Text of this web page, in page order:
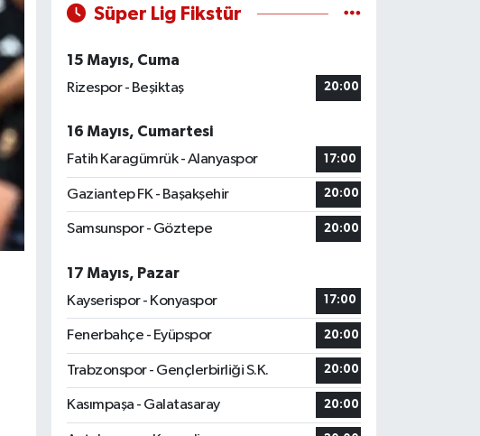
Süper Lig Fikstür
15 Mayıs, Cuma
Rizespor - Beşiktaş
20:00
16 Mayıs, Cumartesi
Fatih Karagümrük - Alanyaspor
17:00
Gaziantep FK - Başakşehir 20:00
Samsunspor - Göztepe 20:00
17 Mayıs, Pazar
Kayserispor - Konyaspor
17:00
Fenerbahçe - Eyüpspor 20:00
Trabzonspor - Gençlerbirliği S.K. 20:00
Kasımpaşa - Galatasaray 20:00